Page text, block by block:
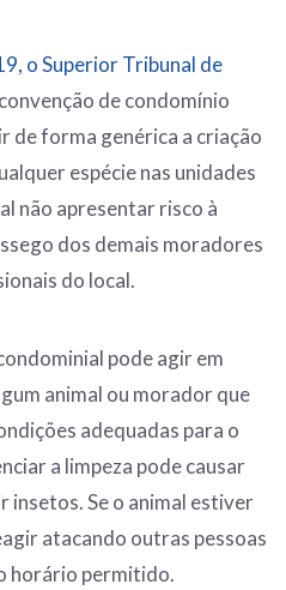
o Superior Tribunal de
de condomínio
de forma genérica a criação
espécie nas unidades
não apresentar risco à
dos demais moradores
do local.
pode agir em
animal ou morador que
adequadas para o
a limpeza pode causar
insetos. Se o animal estiver
atacando outras pessoas
horário permitido.